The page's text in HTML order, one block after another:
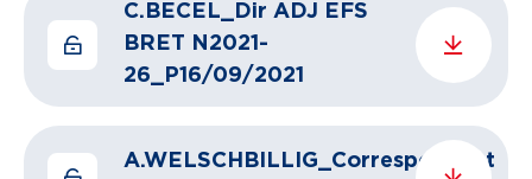
C.BECEL_Dir ADJ EFS
BRET N2021-
26_P16/09/2021
A.WELSCHBILLIG_Correspondant